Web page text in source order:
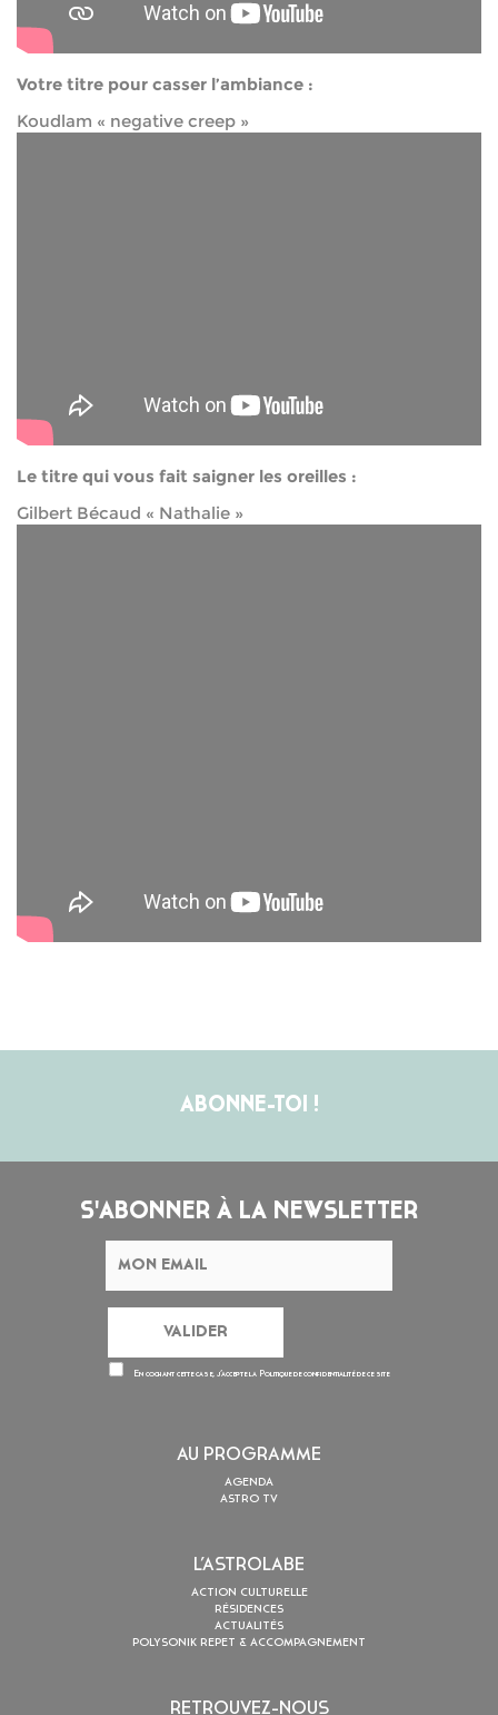
Votre titre pour casser l’ambiance :
Koudlam « negative creep »
Le titre qui vous fait saigner les oreilles :
Gilbert Bécaud « Nathalie »
ABONNE-TOI !
S'ABONNER À LA NEWSLETTER
En cochant cette case, j’accepte la Politique de confidentialitéde ce site
AU PROGRAMME
AGENDA
ASTRO TV
L’ASTROLABE
ACTION CULTURELLE
RÉSIDENCES
ACTUALITÉS
POLYSONIK REPET & ACCOMPAGNEMENT
RETROUVEZ-NOUS